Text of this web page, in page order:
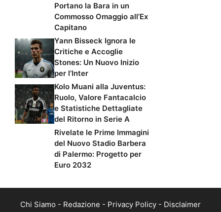
Portano la Bara in un
Commosso Omaggio all’Ex
Capitano
Yann Bisseck Ignora le
Critiche e Accoglie
Stones: Un Nuovo Inizio
per l’Inter
Kolo Muani alla Juventus:
Ruolo, Valore Fantacalcio
e Statistiche Dettagliate
del Ritorno in Serie A
Rivelate le Prime Immagini
del Nuovo Stadio Barbera
di Palermo: Progetto per
Euro 2032
Chi Siamo - Redazione - Privacy Policy - Disclaimer